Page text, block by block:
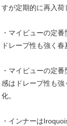
すが定期的に再入荷
・マイビューの定
ドレープ性も強く
・マイビューの定
感はドレープ性も
化。
・インナーは